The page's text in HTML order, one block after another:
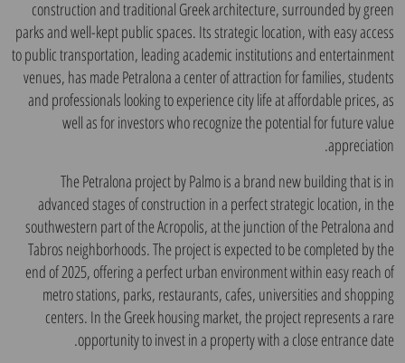
construction and traditional Greek architecture, surrounded by green
parks and well-kept public spaces. Its strategic location, with easy access
to public transportation, leading academic institutions and entertainment
venues, has made Petralona a center of attraction for families, students
and professionals looking to experience city life at affordable prices, as
well as for investors who recognize the potential for future value
appreciation.
The Petralona project by Palmo is a brand new building that is in
advanced stages of construction in a perfect strategic location, in the
southwestern part of the Acropolis, at the junction of the Petralona and
Tabros neighborhoods. The project is expected to be completed by the
end of 2025, offering a perfect urban environment within easy reach of
metro stations, parks, restaurants, cafes, universities and shopping
centers. In the Greek housing market, the project represents a rare
opportunity to invest in a property with a close entrance date.